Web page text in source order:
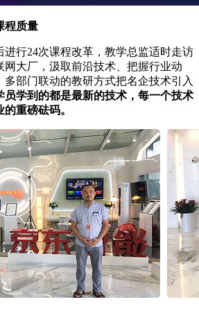
程质量
行24次课程改革，教学总监适时走访
网大厂，汲取前沿技术、把握行业动
多部门联动的教研方式把名企技术引入
员学到的都是最新的技术，每一个技术
重磅砝码。